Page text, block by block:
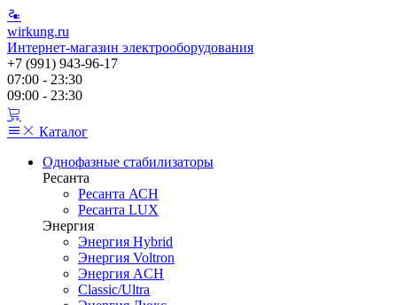
wirkung.ru
Интернет-магазин электрооборудования
+7 (991) 943-96-17
07:00 - 23:30
09:00 - 23:30
Каталог
Однофазные стабилизаторы
Ресанта
Ресанта АСН
Ресанта LUX
Энергия
Энергия Hybrid
Энергия Voltron
Энергия ACH
Classic/Ultra